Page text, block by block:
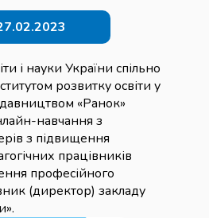
і науки України спільно
розвитку освіти у
«Ранок»
навчання з
з підвищення
працівників
професійного
(директор) закладу